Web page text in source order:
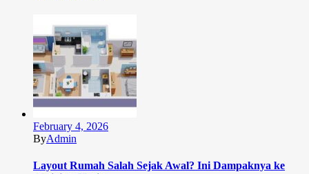
February 4, 2026
ByAdmin
Layout Rumah Salah Sejak Awal? Ini Dampaknya ke